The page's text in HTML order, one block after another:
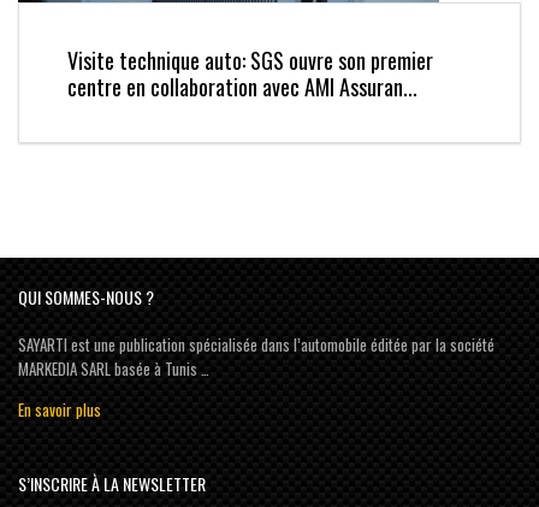
Visite technique auto: SGS ouvre son premier
centre en collaboration avec AMI Assuran...
QUI SOMMES-NOUS ?
SAYARTI est une publication spécialisée dans l’automobile éditée par la société
MARKEDIA SARL basée à Tunis …
En savoir plus
S’INSCRIRE À LA NEWSLETTER